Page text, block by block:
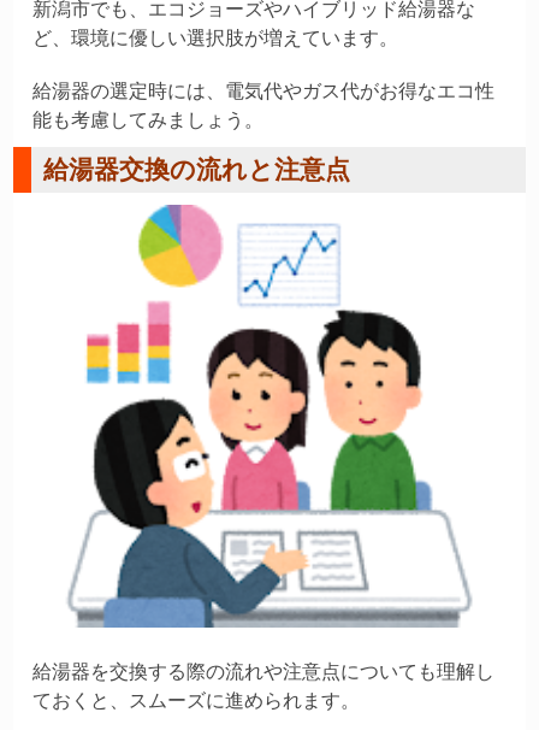
新潟市でも、エコジョーズやハイブリッド給湯器な
ど、環境に優しい選択肢が増えています。
給湯器の選定時には、電気代やガス代がお得なエコ性
能も考慮してみましょう。
給湯器交換の流れと注意点
給湯器を交換する際の流れや注意点についても理解し
ておくと、スムーズに進められます。